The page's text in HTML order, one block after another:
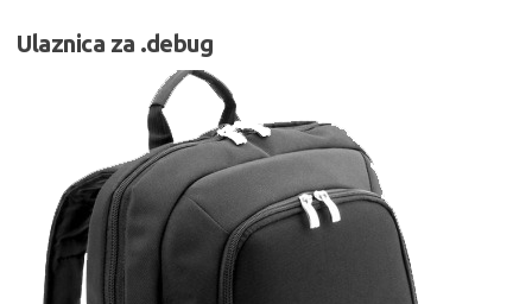
Ulaznica za .debug